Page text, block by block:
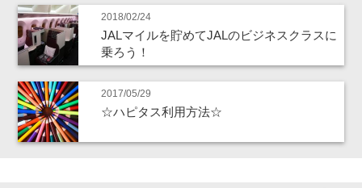
2018/02/24
JALマイルを貯めてJALのビジネスクラスに
乗ろう！
2017/05/29
☆ハピタス利用方法☆